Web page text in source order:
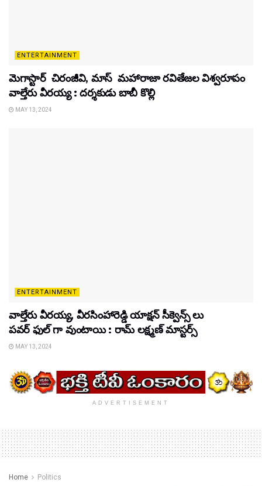
ENTERTAINMENT
మెగాస్టార్ చిరంజీవి, మాస్ మహారాజా రవితేజల విశ్వరూపం
వాల్తేరు వీరయ్య : దర్శకుడు బాబీ కొల్లి
MAY 13, 2024
ENTERTAINMENT
వాల్తేరు వీరయ్య, వీరసింహారెడ్డి యాక్షన్ సీక్వెన్స్ లు
పవర్ ఫుల్ గా వుంటాయి : రామ్ లక్ష్మణ్ మాస్టర్స్
MAY 13, 2024
ADVERTISEMENT
Home Politics